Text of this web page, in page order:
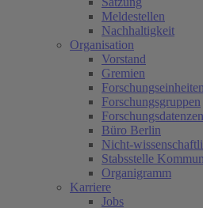
Meldestellen
Nachhaltigkeit
Organisation
Vorstand
Gremien
Forschungseinheiten
Forschungsgruppen
Büro Berlin
Nicht-
Stabsstelle
Organigramm
Karriere
Jobs